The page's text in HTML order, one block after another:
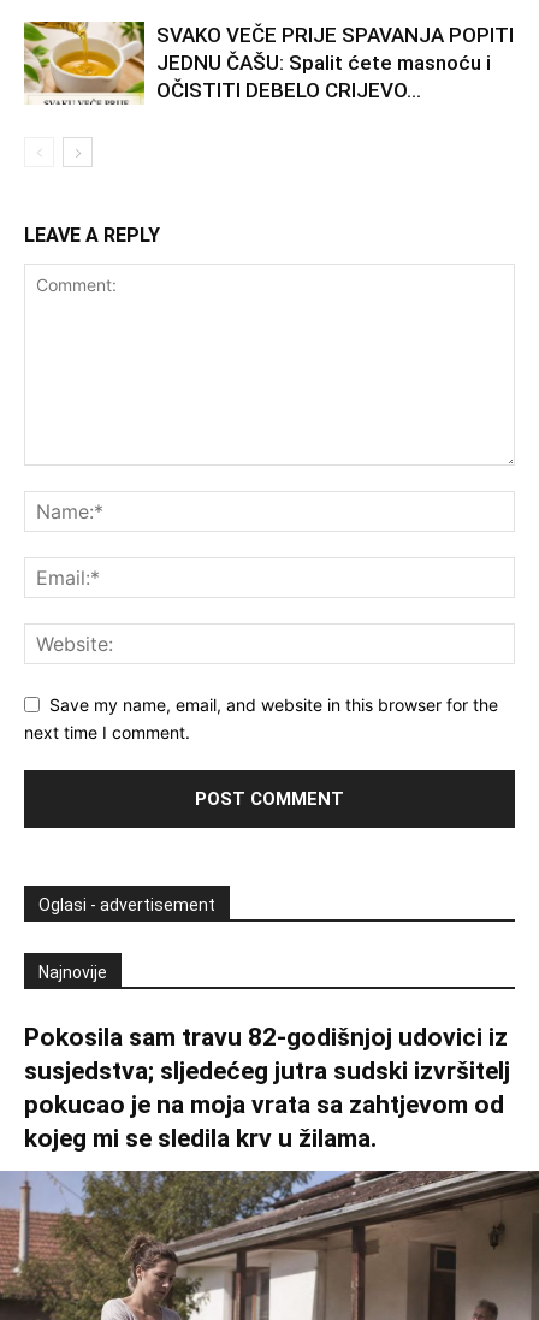
SVAKO VEČE PRIJE SPAVANJA POPITI
JEDNU ČAŠU: Spalit ćete masnoću i
OČISTITI DEBELO CRIJEVO…
LEAVE A REPLY
Save my name, email, and website in this browser for the
next time I comment.
Oglasi - advertisement
Najnovije
Pokosila sam travu 82-godišnjoj udovici iz
susjedstva; sljedećeg jutra sudski izvršitelj
pokucao je na moja vrata sa zahtjevom od
kojeg mi se sledila krv u žilama.